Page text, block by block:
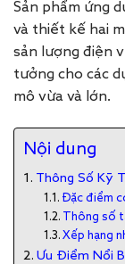
Sản phẩm ứng
và thiết kế hai
sản lượng điện
tưởng cho các
mô vừa và lớn.
Nội dung
Thông Số Kỹ
Đặc điểm
Thông số
Xếp hạng
Ưu Điểm Nổi